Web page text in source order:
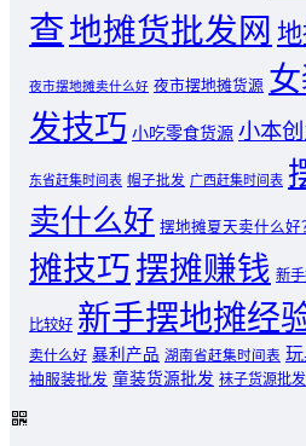
查地摊货批发网
夜市摆地摊卖什么好 夜市摆地摊货源
发技巧 小吃零食货源 小本
东省赶集时间表 帽子批发 广西赶集时间表
卖什么好 摆地摊夏天卖什么好
摊技巧摆摊赚钱 新
比较好 新手摆地摊经
卖什么好 暴利产品 湖南省赶集时间表
袖服装批发 童装货源批发 袜子货源批发